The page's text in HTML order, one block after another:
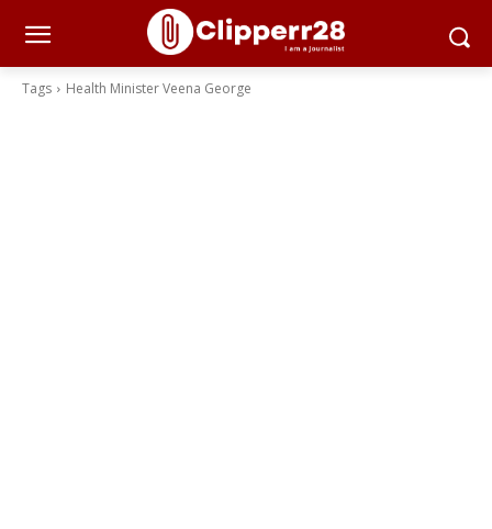
Tags Health Minister Veena George